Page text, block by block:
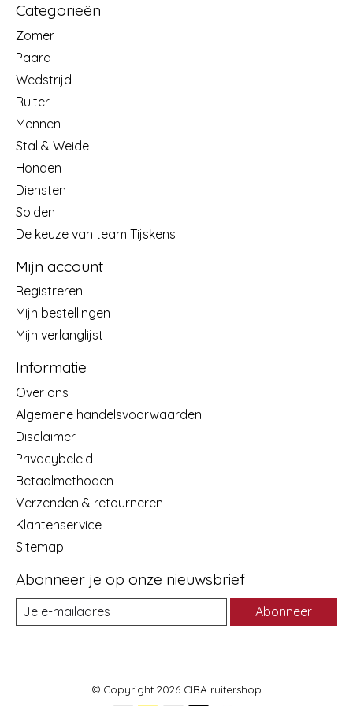
Categorieën
Zomer
Paard
Wedstrijd
Ruiter
Mennen
Stal & Weide
Honden
Diensten
Solden
De keuze van team Tijskens
Mijn account
Registreren
Mijn bestellingen
Mijn verlanglijst
Informatie
Over ons
Algemene handelsvoorwaarden
Disclaimer
Privacybeleid
Betaalmethoden
Verzenden & retourneren
Klantenservice
Sitemap
Abonneer je op onze nieuwsbrief
Abonneer
© Copyright 2026 CIBA ruitershop